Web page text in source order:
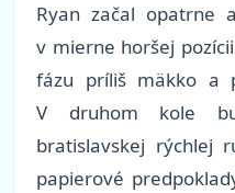
Ryan začal opatrne
v mierne horšej
fázu príliš mäkko a
V druhom kole
bratislavskej rýchlej
papierové